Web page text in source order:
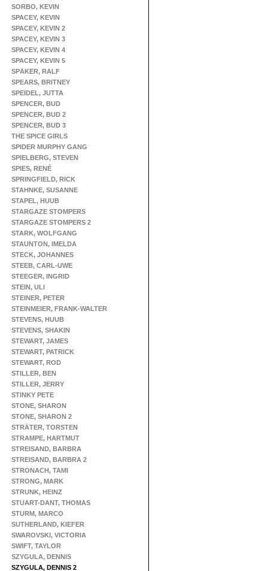
SORBO, KEVIN
SPACEY, KEVIN
SPACEY, KEVIN 2
SPACEY, KEVIN 3
SPACEY, KEVIN 4
SPACEY, KEVIN 5
SPÄKER, RALF
SPEARS, BRITNEY
SPEIDEL, JUTTA
SPENCER, BUD
SPENCER, BUD 2
SPENCER, BUD 3
THE SPICE GIRLS
SPIDER MURPHY GANG
SPIELBERG, STEVEN
SPIES, RENÉ
SPRINGFIELD, RICK
STAHNKE, SUSANNE
STAPEL, HUUB
STARGAZE STOMPERS
STARGAZE STOMPERS 2
STARK, WOLFGANG
STAUNTON, IMELDA
STECK, JOHANNES
STEEB, CARL-UWE
STEEGER, INGRID
STEIN, ULI
STEINER, PETER
STEINMEIER, FRANK-WALTER
STEVENS, HUUB
STEVENS, SHAKIN
STEWART, JAMES
STEWART, PATRICK
STEWART, ROD
STILLER, BEN
STILLER, JERRY
STINKY PETE
STONE, SHARON
STONE, SHARON 2
STRÄTER, TORSTEN
STRAMPE, HARTMUT
STREISAND, BARBRA
STREISAND, BARBRA 2
STRONACH, TAMI
STRONG, MARK
STRUNK, HEINZ
STUART-DANT, THOMAS
STURM, MARCO
SUTHERLAND, KIEFER
SWAROVSKI, VICTORIA
SWIFT, TAYLOR
SZYGULA, DENNIS
SZYGULA, DENNIS 2